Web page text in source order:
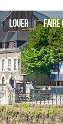
:
LOUER FAIRE